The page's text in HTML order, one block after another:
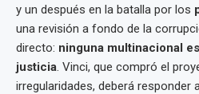
y un después en la batalla por los
una revisión a fondo de la
directo: ninguna multinacional
justicia. Vinci, que compró el
irregularidades, deberá responder